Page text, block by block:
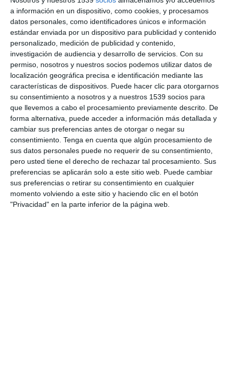
a información en un dispositivo, como cookies, y procesamos
datos personales, como identificadores únicos e información
estándar enviada por un dispositivo para publicidad y contenido
personalizado, medición de publicidad y contenido,
investigación de audiencia y desarrollo de servicios. Con su
permiso, nosotros y nuestros socios podemos utilizar datos de
localización geográfica precisa e identificación mediante las
características de dispositivos. Puede hacer clic para otorgarnos
su consentimiento a nosotros y a nuestros 1539 socios para
que llevemos a cabo el procesamiento previamente descrito. De
forma alternativa, puede acceder a información más detallada y
cambiar sus preferencias antes de otorgar o negar su
consentimiento. Tenga en cuenta que algún procesamiento de
sus datos personales puede no requerir de su consentimiento,
pero usted tiene el derecho de rechazar tal procesamiento. Sus
preferencias se aplicarán solo a este sitio web. Puede cambiar
sus preferencias o retirar su consentimiento en cualquier
momento volviendo a este sitio y haciendo clic en el botón
"Privacidad" en la parte inferior de la página web.
• BIZUM: 673-134634
• PATREON:https://www.patreon.com/nurparatodos
• MEMBRESIA YOUTUBE:
https://www.youtube.com/channel/
• PAYPAL:https://www.paypal.com/paypalme/nptmediatv
------------------------------------------
MIS TIENDAS:
------------------------------------------
• TEESPRING:
https://nur-para-todos.creator-spring.com/
Muy interesante gracias
0
felipe echeverri 30 de abril de 2024 04:47
muchas gracias !!
0